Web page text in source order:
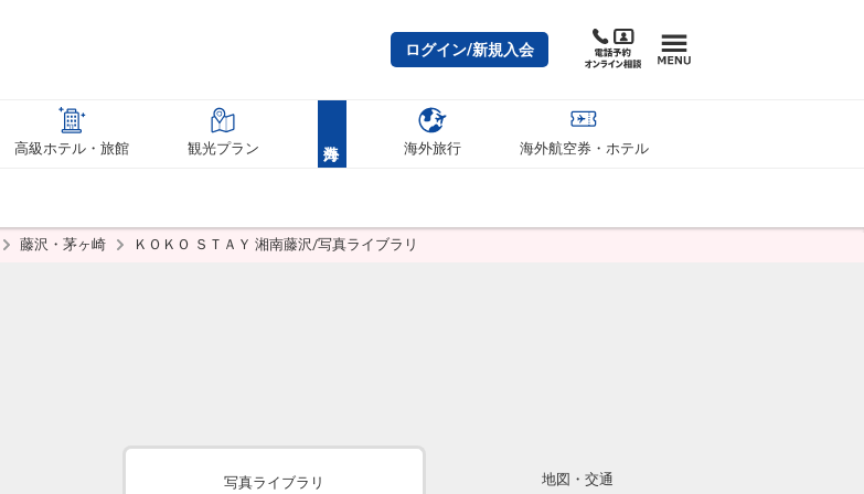
ログイン/新規入会
高級ホテル・旅館 観光プラン 海外旅行 海外航空券・ホテル
藤沢・茅ヶ崎 ＫＯＫＯ ＳＴＡＹ 湘南藤沢/写真ライブラリ
写真ライブラリ 地図・交通